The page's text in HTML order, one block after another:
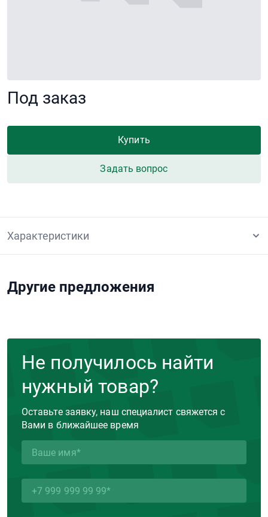
Под заказ
Купить
Задать вопрос
Характеристики
Другие предложения
Не получилось найти
нужный товар?
Оставьте заявку, наш специалист свяжется с
Вами в ближайшее время